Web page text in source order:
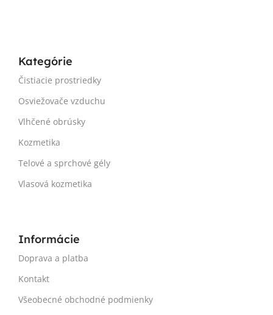
Kategórie
Čistiacie prostriedky
Osviežovače vzduchu
Vlhčené obrúsky
Kozmetika
Telové a sprchové gély
Vlasová kozmetika
Informácie
Doprava a platba
Kontakt
Všeobecné obchodné podmienky